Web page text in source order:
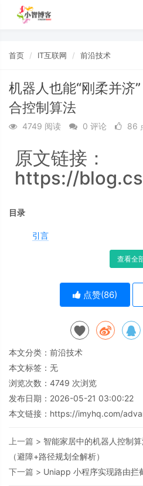
首页 IT互联网 前沿技术
机器人也能“刚柔并济
合控制算法
4749 阅读 0 评论 86
原文链接：
https://
目录
引言
查看全
点赞(86)
本文分类： 前沿技术
本文标签：无
浏览次数： 4749 次浏览
发布日期：2026-05-21 03:00:22
本文链接： https://imyhq.com/
上一篇 > 智能家居中的机器人控制
（避障+路径规划全解析）
下一篇 > Uniapp 小程序实现路由